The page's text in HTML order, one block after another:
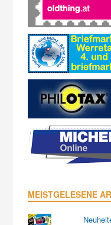
MEISTGELESENE